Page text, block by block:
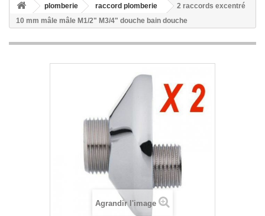
plomberie raccord plomberie
2 raccords excentré
10 mm mâle mâle M1/2" M3/4" douche bain douche
Agrandir l'image